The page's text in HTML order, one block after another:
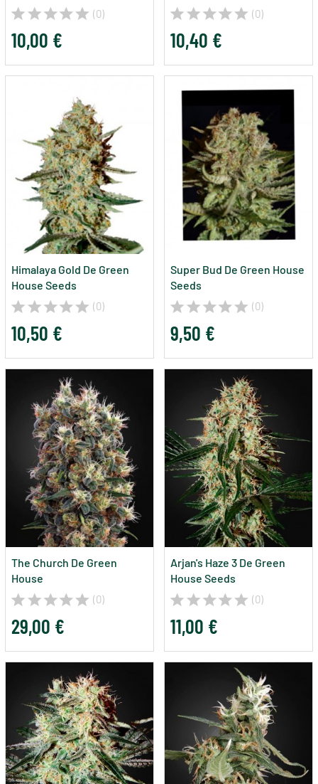
(0)
10,00 €
(0)
10,40 €
Himalaya Gold De Green
House Seeds
(0)
10,50 €
Super Bud De Green House
Seeds
(0)
9,50 €
The Church De Green
House
(0)
29,00 €
Arjan's Haze 3 De Green
House Seeds
(0)
11,00 €